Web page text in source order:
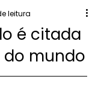
é citada
do mundo
leitura